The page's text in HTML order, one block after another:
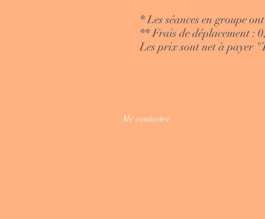
* Les séances en groupe
** Frais de déplacement :
Les prix sont net à payer
Me contacter